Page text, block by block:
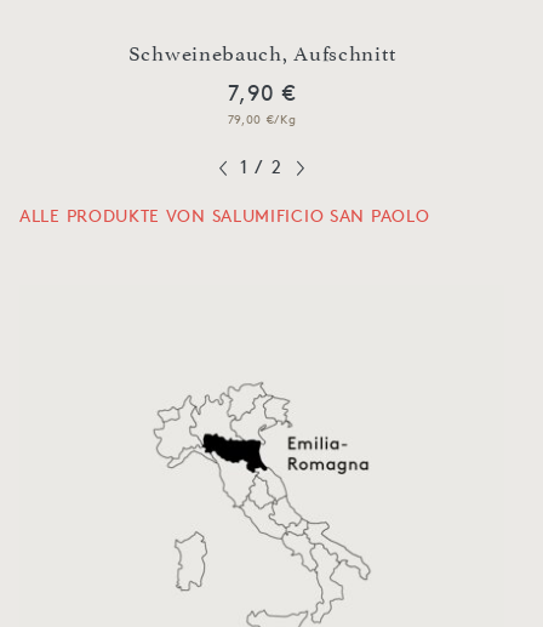
Schweinebauch, Aufschnitt
7,90 €
79,00 €/Kg
1 / 2
ALLE PRODUKTE VON SALUMIFICIO SAN PAOLO